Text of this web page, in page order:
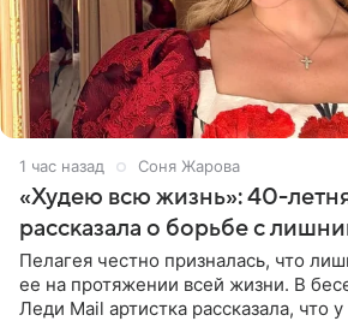
1 час назад Соня Жарова
«Худею всю жизнь»: 40-
рассказала о борьбе с
Пелагея честно призналась, что
ее на протяжении всей жизни. В
Леди Mail артистка рассказала, что